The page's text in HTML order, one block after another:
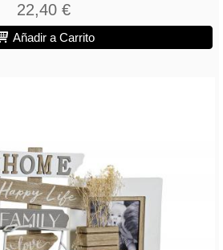
22,40 €
Añadir a Carrito